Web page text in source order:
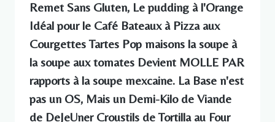
Remet Sans Gluten, Le pudding à l'Orange
Idéal pour le Café Bateaux à Pizza aux
Courgettes Tartes Pop maisons la soupe à
la soupe aux tomates Devient MOLLE PAR
rapports à la soupe mexcaine. La Base n'est
pas un OS, Mais un Demi-Kilo de Viande
de DeJeUner Croustils de Tortilla au Four